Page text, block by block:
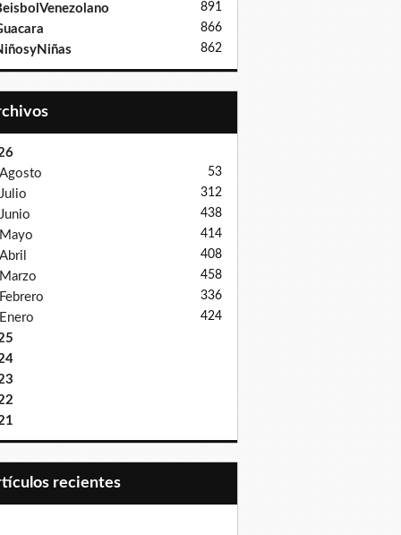
891
866
862
Agosto
53
Julio 312
Junio 438
Mayo 414
Abril 408
Marzo 458
Febrero 336
Enero 424
recientes